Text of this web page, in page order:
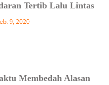
Tertib Lalu Lintas
9, 2020
Membedah Alasan